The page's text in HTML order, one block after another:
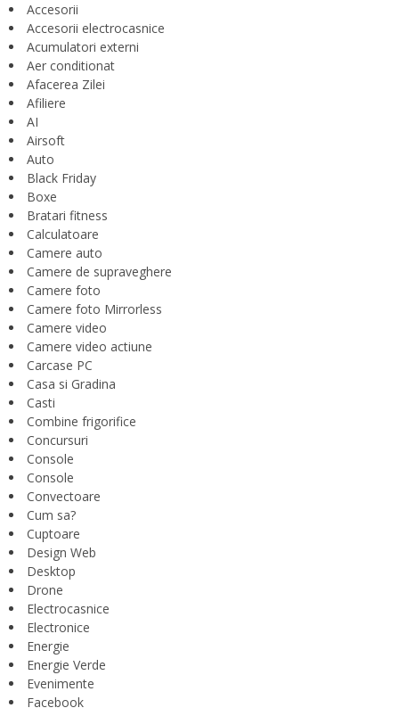
Accesorii
Accesorii electrocasnice
Acumulatori externi
Aer conditionat
Afacerea Zilei
Afiliere
AI
Airsoft
Auto
Black Friday
Boxe
Bratari fitness
Calculatoare
Camere auto
Camere de supraveghere
Camere foto
Camere foto Mirrorless
Camere video
Camere video actiune
Carcase PC
Casa si Gradina
Casti
Combine frigorifice
Concursuri
Console
Console
Convectoare
Cum sa?
Cuptoare
Design Web
Desktop
Drone
Electrocasnice
Electronice
Energie
Energie Verde
Evenimente
Facebook